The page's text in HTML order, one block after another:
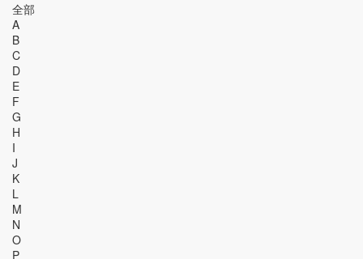
全部
A
B
C
D
E
F
G
H
I
J
K
L
M
N
O
P